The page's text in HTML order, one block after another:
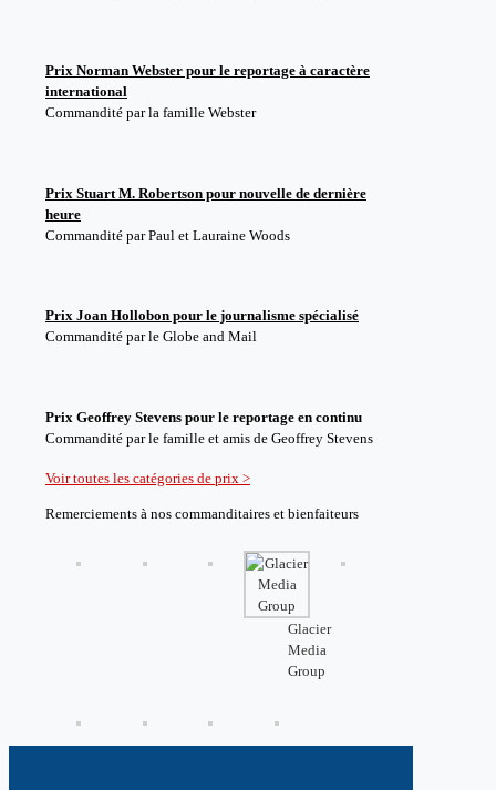
Prix Norman Webster pour le reportage à caractère
international
Commandité par la famille Webster
Prix Stuart M. Robertson pour nouvelle de dernière
heure
Commandité parPaul et Lauraine Woods
Prix Joan Hollobon pour le journalisme spécialisé
Commandité par le Globe and Mail
Prix Geoffrey Stevens pour le reportage en continu
Commandité par le famille et amis de Geoffrey Stevens
Voir toutes les catégories de prix >
Remerciements à nos commanditaires et bienfaiteurs
Glacier
Media
Group